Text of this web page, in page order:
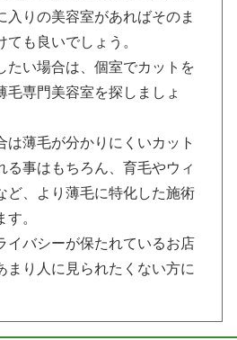
入りの美容室があればそのま
ても良いでしょう。
たい場合は、個室でカットを
毛専門美容室を探しましょ
は薄毛が分かりにくいカット
る事はもちろん、育毛やウィ
ど、より薄毛に特化した施術
。
イバシーが保たれているお店
まり人に見られたくない方に